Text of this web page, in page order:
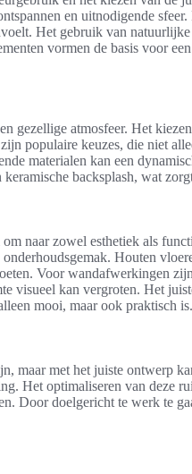
en uitnodigende
Het gebruik van natuurlijke
vormen de basis voor
gezellige atmosfeer. Het
populaire keuzes, die niet
materialen kan een
backsplash, wat
naar zowel esthetiek als
Houten
Voor wandafwerkingen
visueel kan vergroten. Het
mooi, maar ook praktisch is.
maar met het juiste ontwerp
Het optimaliseren van deze
Door doelgericht te werk te